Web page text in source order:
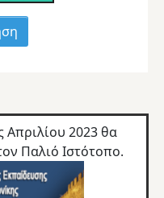
Απριλίου 2023 θα
Παλιό Ιστότοπο.